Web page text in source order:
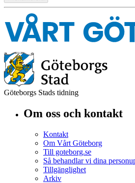
Göteborgs Stads tidning
Om oss och kontakt
Kontakt
Om Vårt Göteborg
Till goteborg.se
Så behandlar vi dina
Tillgänglighet
Arkiv